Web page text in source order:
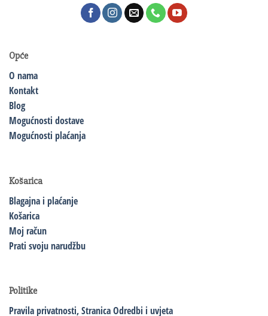
Opće
O nama
Kontakt
Blog
Mogućnosti dostave
Mogućnosti plaćanja
Košarica
Blagajna i plaćanje
Košarica
Moj račun
Prati svoju narudžbu
Politike
Pravila privatnosti,Stranica Odredbi i uvjeta